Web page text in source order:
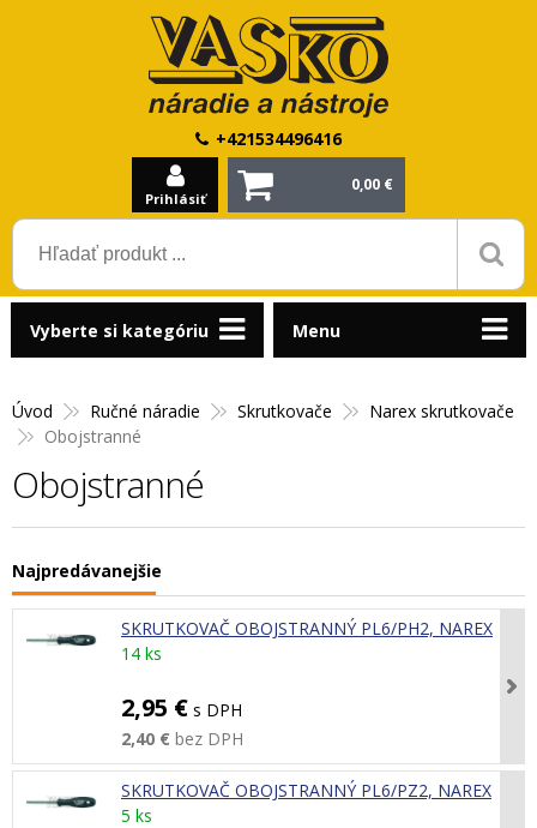
+421534496416
Prihlásiť
0,00 €
Úvod Ručné náradie Skrutkovače
Narex skrutkovače
Obojstranné
Obojstranné
Najpredávanejšie
SKRUTKOVAČ OBOJSTRANNÝ PL6/PH2, NAREX
14 ks
2,95 € s DPH
2,40 € bez DPH
SKRUTKOVAČ OBOJSTRANNÝ PL6/PZ2, NAREX
5 ks
Vyberte si kategóriu Menu